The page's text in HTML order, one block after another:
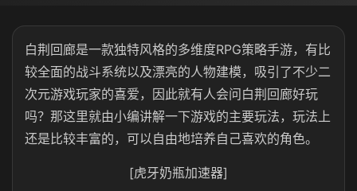
白荆回廊是一款独特风格的多维度RPG策略手游，有比
较全面的战斗系统以及漂亮的人物建模，吸引了不少二
次元游戏玩家的喜爱，因此就有人会问白荆回廊好玩
吗？那这里就由小编讲解一下游戏的主要玩法，玩法上
还是比较丰富的，可以自由地培养自己喜欢的角色。
[虎牙奶瓶加速器]